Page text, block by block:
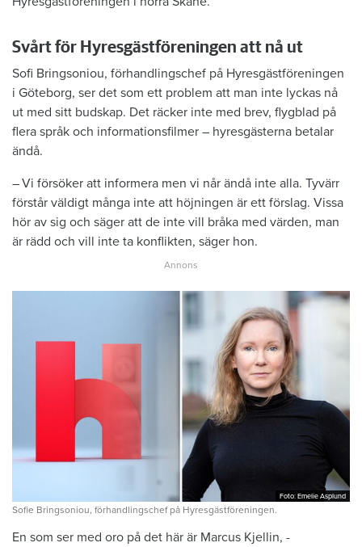
Svårt för Hyresgästföreningen att nå ut
Sofi Bringsoniou, förhandlingschef på Hyresgästföreningen
i Göteborg, ser det som ett problem att man inte ­lyckas nå
ut med sitt budskap. Det räcker inte med brev, flygblad på
flera språk och ­informationsfilmer – hyresgästerna betalar
ändå.
– Vi försöker att informera men vi når ändå inte alla. Tyvärr
förstår väldigt många inte att höjningen är ett förslag. Vissa
hör av sig och säger att de inte vill bråka med värden, man
är rädd och vill inte ta konflikten, säger hon.
Foto: Emelie Asplund
Foto: Emelie Asplund
Sofie Bringsoniou, förhandlingschef på Hyresgästföreningen.
En som ser med oro på det här är ­Marcus Kjellin, ­